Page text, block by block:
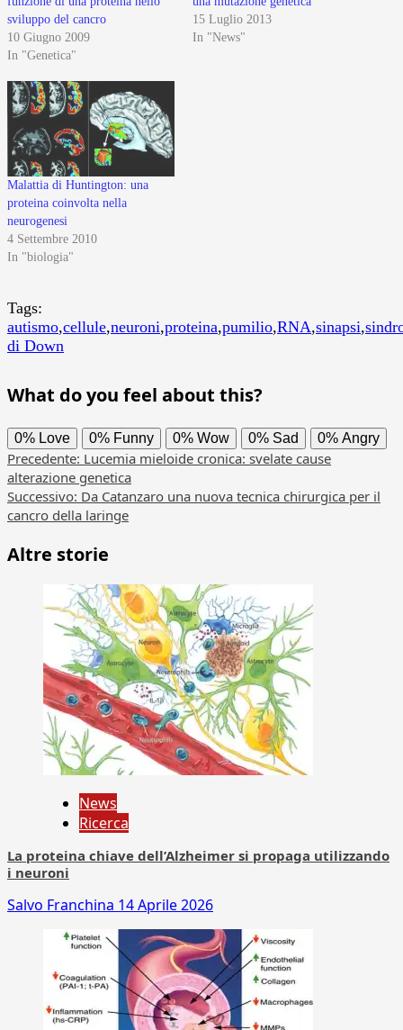
sviluppo del cancro
10 Giugno 2009
In "Genetica"
15 Luglio 2013
In "News"
Malattia di Huntington: una
proteina coinvolta nella
neurogenesi
4 Settembre 2010
In "biologia"
Tags:
autismo,cellule,neuroni,proteina,pumilio,RNA,sinapsi,
di Down
What do you feel about this?
0% Love 0% Funny 0% Wow 0% Sad 0% Angry
Navigazione
articolo
Precedente: Lucemia mieloide cronica: svelate cause
alterazione genetica
Successivo: Da Catanzaro una nuova tecnica chirurgica per il
cancro della laringe
Altre storie
News
Ricerca
La proteina chiave dell’Alzheimer si propaga utilizzando
i neuroni
Salvo Franchina 14 Aprile 2026